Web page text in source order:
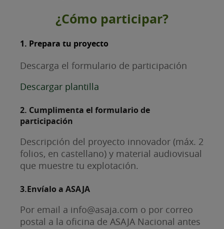
¿Cómo participar?
1. Prepara tu proyecto
Descarga el formulario de participación
Descargar plantilla
2. Cumplimenta el formulario de
participación
Descripción del proyecto innovador (máx. 2
folios, en castellano) y material audiovisual
que muestre tu explotación.
3.Envíalo a ASAJA
Por email a info@asaja.com o por correo
postal a la oficina de ASAJA Nacional antes